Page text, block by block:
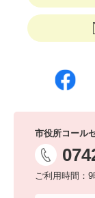
市役所コール
ご利用時間：